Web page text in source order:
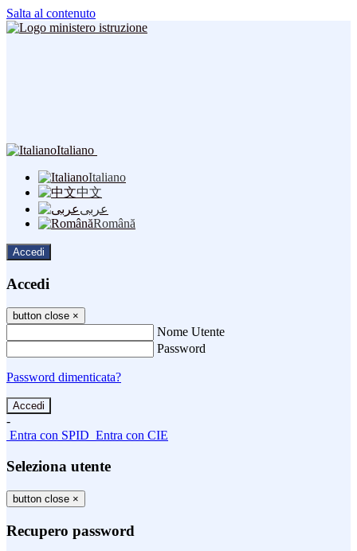
Salta al contenuto
Italiano
Italiano
中文
عربى
Română
Accedi
Accedi
button close ×
Nome Utente
Password
Password dimenticata?
-
Entra con SPID Entra con CIE
Seleziona utente
button close ×
Recupero password